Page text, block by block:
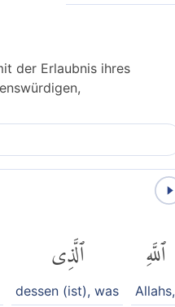
der Erlaubnis ihres
ٱللَّهِ
Allahs,
ٱلَّذِى
dessen (ist), was